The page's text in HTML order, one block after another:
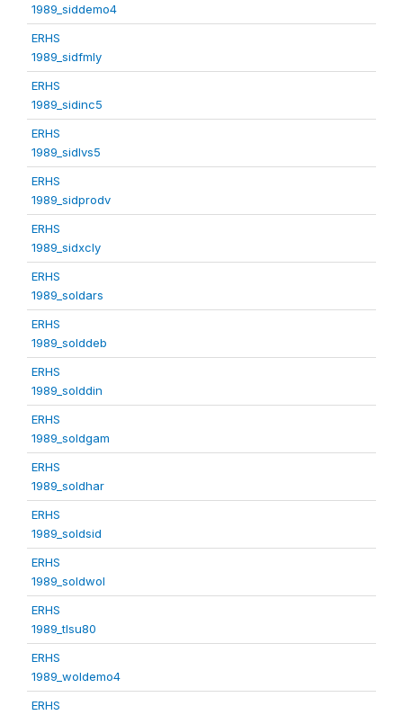
1989_siddemo4
ERHS
1989_sidfmly
ERHS
1989_sidinc5
ERHS
1989_sidlvs5
ERHS
1989_sidprodv
ERHS
1989_sidxcly
ERHS
1989_soldars
ERHS
1989_solddeb
ERHS
1989_solddin
ERHS
1989_soldgam
ERHS
1989_soldhar
ERHS
1989_soldsid
ERHS
1989_soldwol
ERHS
1989_tlsu80
ERHS
1989_woldemo4
ERHS